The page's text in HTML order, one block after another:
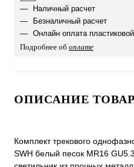
Наличный расчет
Безналичный расчет
Онлайн оплата
Подробнее об оплате
ОПИСАНИЕ
Комплект трекового
SWH белый песок MR16